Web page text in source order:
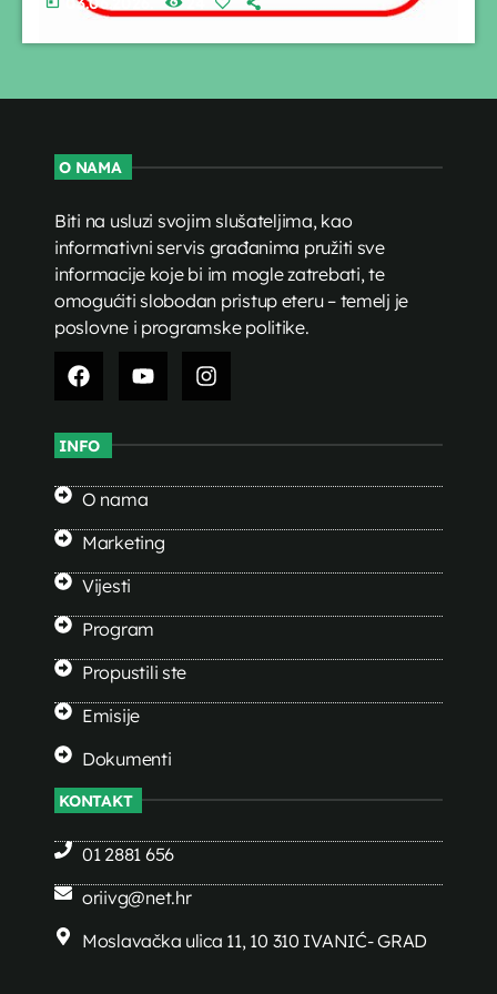
O NAMA
Biti na usluzi svojim slušateljima, kao
informativni servis građanima pružiti sve
informacije koje bi im mogle zatrebati, te
omogućiti slobodan pristup eteru – temelj je
poslovne i programske politike.
INFO
O nama
Marketing
Vijesti
Program
Propustili ste
Emisije
Dokumenti
KONTAKT
01 2881 656
oriivg@net.hr
Moslavačka ulica 11, 10 310 IVANIĆ- GRAD